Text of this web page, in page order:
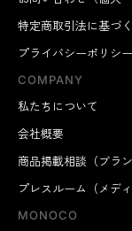
特定商取引法に基づ
プライバシーポリシー
COMPANY
私たちについて
会社概要
商品掲載相談（ブラン
プレスルーム（メデ
MONOCO